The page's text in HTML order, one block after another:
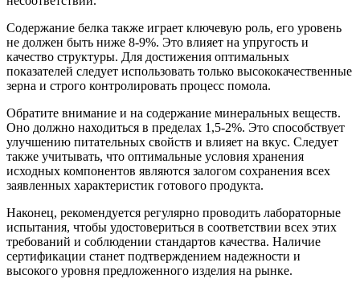
Содержание белка также играет ключевую роль, его уровень
не должен быть ниже 8-9%. Это влияет на упругость и
качество структуры. Для достижения оптимальных
показателей следует использовать только высококачественные
зерна и строго контролировать процесс помола.
Обратите внимание и на содержание минеральных веществ.
Оно должно находиться в пределах 1,5-2%. Это способствует
улучшению питательных свойств и влияет на вкус. Следует
также учитывать, что оптимальные условия хранения
исходных компонентов являются залогом сохранения всех
заявленных характеристик готового продукта.
Наконец, рекомендуется регулярно проводить лабораторные
испытания, чтобы удостовериться в соответствии всех этих
требований и соблюдении стандартов качества. Наличие
сертификации станет подтверждением надежности и
высокого уровня предложенного изделия на рынке.